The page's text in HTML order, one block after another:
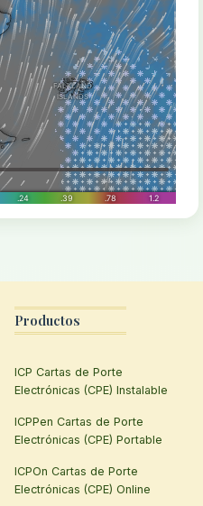
Productos
ICP Cartas de Porte
Electrónicas (CPE) Instalable
ICPPen Cartas de Porte
Electrónicas (CPE) Portable
ICPOn Cartas de Porte
Electrónicas (CPE) Online